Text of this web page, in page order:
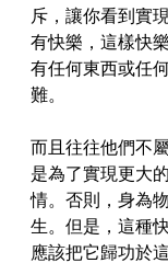
斥，讓你看到實
有快樂，這樣快
有任何東西或任
難。
而且往往他們不
是為了實現更大
情。否則，身為
生。但是，這種
應該把它歸功於